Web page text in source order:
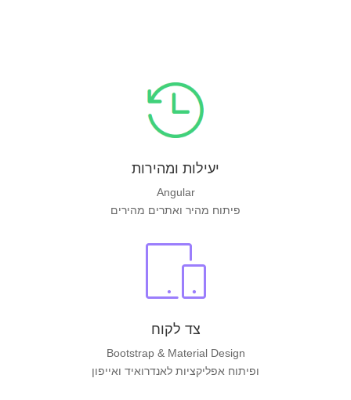
יעילות ומהירות
Angular
פיתוח מהיר ואתרים מהירים
צד לקוח
Bootstrap & Material Design
ופיתוח אפליקציות לאנדרואיד ואייפון